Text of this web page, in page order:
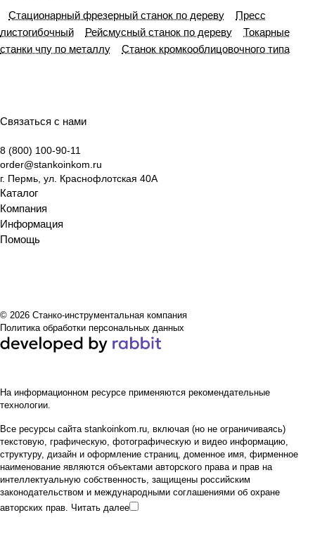
Стационарный фрезерный станок по дереву
Пресс
листогибочный
Рейсмусный станок по дереву
Токарные
станки чпу по металлу
Станок кромкооблицовочного типа
Связаться с нами
8 (800) 100-90-11
order@stankoinkom.ru
г. Пермь, ул. Краснофлотская 40А
Каталог
Компания
Информация
Помощь
© 2026 Станко-инструментальная компания
Политика обработки персональных данных
На информационном ресурсе применяются рекомендательные
технологии.
Все ресурсы сайта stankoinkom.ru, включая (но не ограничиваясь)
текстовую, графическую, фотографическую и видео информацию,
структуру, дизайн и оформление страниц, доменное имя, фирменное
наименование являются объектами авторского права и прав на
интеллектуальную собственность, защищены российским
законодательством и международными соглашениями об охране
авторских прав. Читать далее